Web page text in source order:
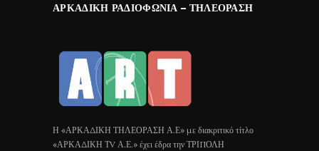
ΑΡΚΑΔΙΚΉ ΡΑΔΙΟΦΩΝΊΑ – ΤΗΛΕΌΡΑΣΗ
Η «ΑΡΚΑΔΙΚΗ ΤΗΛΕΟΡΑΣΗ Α.Ε» με διακριτικό τίτλο
«ΑΡΚΑΔΙΚΗ ΤV Α.Ε.» έχει έδρα την ΤΡΙΠΟΛΗ